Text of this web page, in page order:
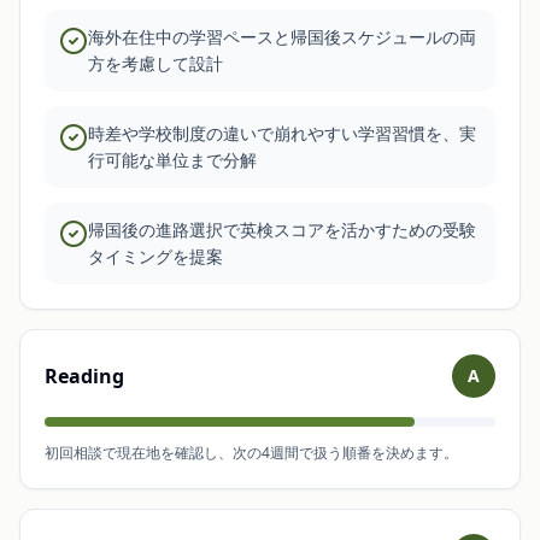
海外在住中の学習ペースと帰国後スケジュールの両
方を考慮して設計
時差や学校制度の違いで崩れやすい学習習慣を、実
行可能な単位まで分解
帰国後の進路選択で英検スコアを活かすための受験
タイミングを提案
Reading A
初回相談で現在地を確認し、次の4週間で扱う順番を決めます。